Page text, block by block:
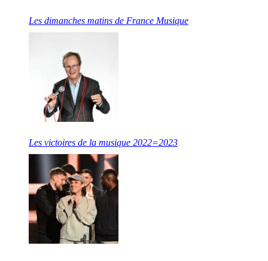
Les dimanches matins de France Musique
Les victoires de la musique 2022=2023